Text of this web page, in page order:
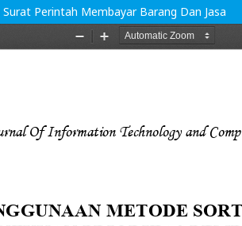
Perintah Membayar Barang Dan Jasa